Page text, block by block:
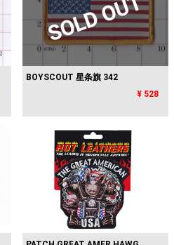
SOLD OUT
BOYSCOUT 星条旗 342
¥ 528